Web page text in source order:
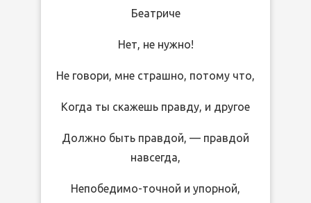
Беатриче
Нет, не нужно!
Не говори, мне страшно, потому что,
Когда ты скажешь правду, и другое
Должно быть правдой, — правдой
навсегда,
Непобедимо-точной и упорной,